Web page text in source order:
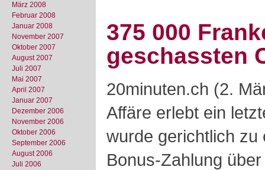
März 2008
Februar 2008
Januar 2008
November 2007
Oktober 2007
August 2007
Juli 2007
Mai 2007
April 2007
Januar 2007
Dezember 2006
November 2006
Oktober 2006
September 2006
August 2006
Juli 2006
375 000
geschassten
20minuten.ch (2.
Affäre erlebt ein
wurde gerichtlich zu
Bonus-Zahlung